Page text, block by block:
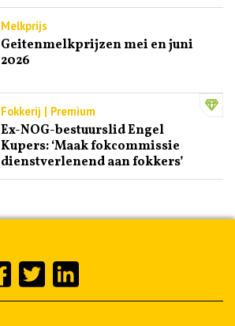
Melkprijs
Geitenmelkprijzen mei en juni
2026
Fokkerij | Premium
Ex-NOG-bestuurslid Engel
Kupers: ‘Maak fokcommissie
dienstverlenend aan fokkers’